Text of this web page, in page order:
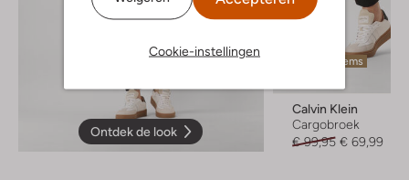
Cookie-instellingen
Ontdek de look
Laatste items
Calvin Klein
Cargobroek
€ 99,95 € 69,99